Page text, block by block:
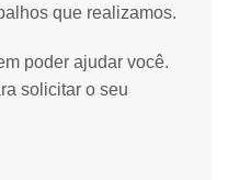
que realizamos.
poder ajudar você.
solicitar o seu